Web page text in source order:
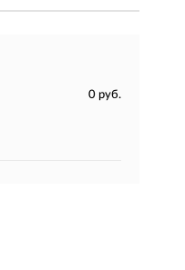
0 руб.